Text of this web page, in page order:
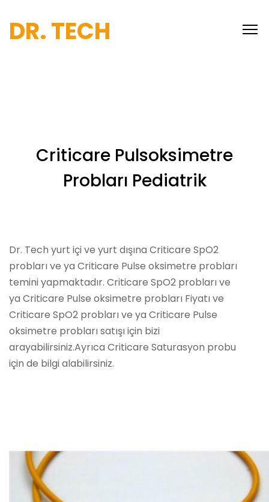
DR. TECH
Criticare Pulsoksimetre
Probları Pediatrik
Dr. Tech yurt içi ve yurt dışına Criticare SpO2
probları ve ya Criticare Pulse oksimetre probları
temini yapmaktadır. Criticare SpO2 probları ve
ya Criticare Pulse oksimetre probları Fiyatı ve
Criticare SpO2 probları ve ya Criticare Pulse
oksimetre probları satışı için bizi
arayabilirsiniz.Ayrıca Criticare Saturasyon probu
için de bilgi alabilirsiniz.